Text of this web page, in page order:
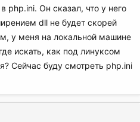
php.ini. Он сказал, что у него
dll не будет скорей
у меня на локальной машине
искать, как под линуксом
Сейчас буду смотреть php.ini